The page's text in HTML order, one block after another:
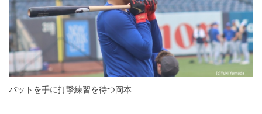
バットを手に打撃練習を待つ岡本